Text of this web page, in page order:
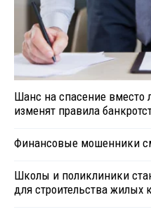
Шанс на спасение вместо
изменят правила
Финансовые мошенники
Школы и поликлиники
для строительства жилых